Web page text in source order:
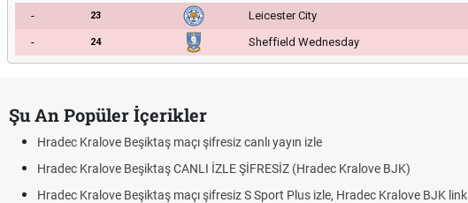
-
23 Leicester City
-
24 Sheffield Wednesday
Şu An Popüler İçerikler
Hradec Kralove Beşiktaş maçı şifresiz canlı yayın izle
Hradec Kralove Beşiktaş CANLI İZLE ŞİFRESİZ (Hradec Kralove BJK)
Hradec Kralove Beşiktaş maçı şifresiz S Sport Plus izle, Hradec Kralove BJK link